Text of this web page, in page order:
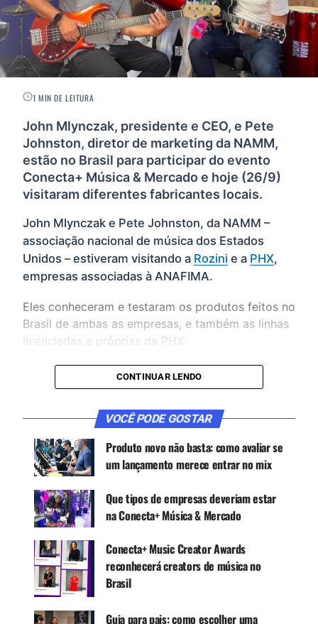
1 MIN DE LEITURA
John Mlynczak, presidente e CEO, e Pete
Johnston, diretor de marketing da NAMM,
estão no Brasil para participar do evento
Conecta+ Música & Mercado e hoje (26/9)
visitaram diferentes fabricantes locais.
John Mlynczak e Pete Johnston, da NAMM –
associação nacional de música dos Estados
Unidos – estiveram visitando a Rozini e a PHX,
empresas associadas à ANAFIMA.
Eles conheceram e testaram os produtos feitos no
Brasil de ambas as empresas, e também as linhas
licenciadas e próprias da PHX.
CONTINUE ACOMPANHANDO
Receba novas matérias do Música & Mercado no
WhatsApp e no Google News.
Canal WhatsApp
Google News
“Nesta semana que se realizará a Conecta+, a
presença dos diretores da NAMM é uma grande
oportunidade para o intercâmbio de idéias sobre
CONTINUAR LENDO
VOCÊ PODE GOSTAR
Produto novo não basta: como avaliar se
um lançamento merece entrar no mix
Que tipos de empresas deveriam estar
na Conecta+ Música & Mercado
Conecta+ Music Creator Awards
reconhecerá creators de música no
Brasil
Guia para pais: como escolher uma